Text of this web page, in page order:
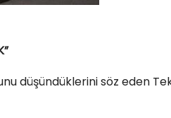
düşündüklerini söz eden